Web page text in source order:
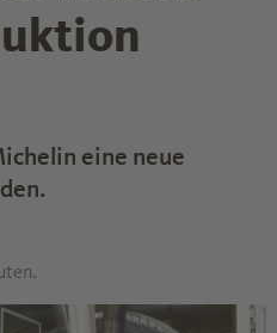
eine neue